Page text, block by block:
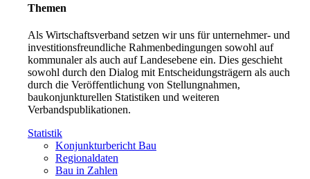
Themen
Als Wirtschaftsverband setzen wir uns für unternehmer- und
investitionsfreundliche Rahmenbedingungen sowohl auf
kommunaler als auch auf Landesebene ein. Dies geschieht
sowohl durch den Dialog mit Entscheidungsträgern als auch
durch die Veröffentlichung von Stellungnahmen,
baukonjunkturellen Statistiken und weiteren
Verbandspublikationen.
Statistik
Konjunkturbericht Bau
Regionaldaten
Bau in Zahlen